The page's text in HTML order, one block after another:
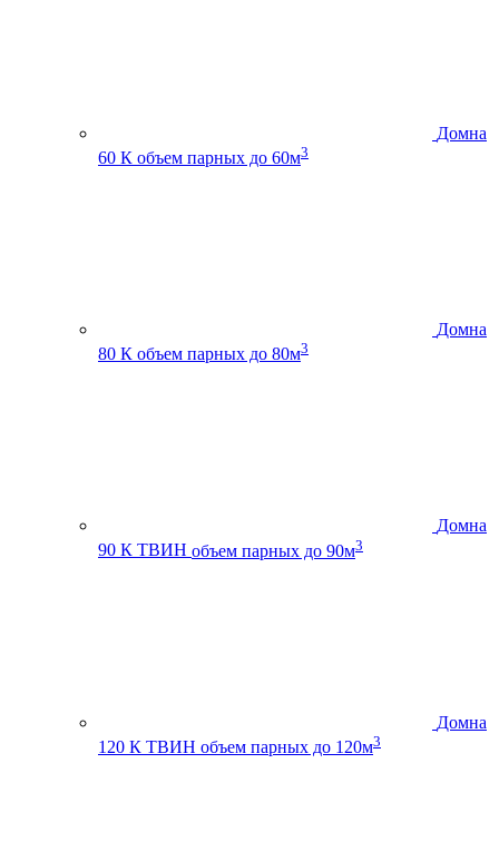
Домна
60 К объем парных до 60м3
Домна
80 К объем парных до 80м3
Домна
90 К ТВИН объем парных до 90м3
Домна
120 К ТВИН объем парных до 120м3